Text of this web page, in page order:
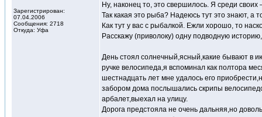
Зарегистрирован:
07.04.2006
Сообщения: 2718
Откуда: Уфа
Ну, наконец то, это свершилось. Я среди
Так какая это рыба? Надеюсь тут это знают, а
Как тут у вас с рыбалкой. Ежли хорошо, то
Расскажу (приволоку) одну подводную
День стоял солнечный,ясный,какие бывают в
ручке велосипеда,я вспоминал как полтора
шестнадцать лет мне удалось его
забором дома послышались скрипы
арбалет,выехал на улицу.
Дорога предстояла не очень дальняя,но